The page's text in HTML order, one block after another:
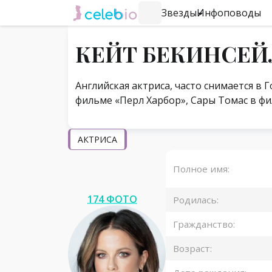
#Навигация по странице
ЗвездыИнфоповоды
КЕЙТ
Английская актриса, часто снимается
фильме «Перл Харбор», Сары Томас в
АКТРИСА
174 ФОТО
Полное имя:
Родилась:
Гражданство:
Возраст: